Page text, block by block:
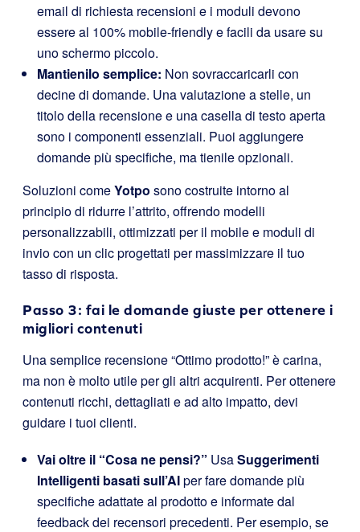
email di richiesta recensioni e i moduli devono
essere al 100% mobile-friendly e facili da usare su
uno schermo piccolo.
Mantienilo semplice: Non sovraccaricarli con
decine di domande. Una valutazione a stelle, un
titolo della recensione e una casella di testo aperta
sono i componenti essenziali. Puoi aggiungere
domande più specifiche, ma tienile opzionali.
Soluzioni comeYotpo sono costruite intorno al
principio di ridurre l’attrito, offrendo modelli
personalizzabili, ottimizzati per il mobile e moduli di
invio con un clic progettati per massimizzare il tuo
tasso di risposta.
Passo 3: fai le domande giuste per ottenere i
migliori contenuti
Una semplice recensione “Ottimo prodotto!” è carina,
ma non è molto utile per gli altri acquirenti. Per ottenere
contenuti ricchi, dettagliati e ad alto impatto, devi
guidare i tuoi clienti.
Vai oltre il “Cosa ne pensi?” UsaSuggerimenti
Intelligenti basati sull’AIper fare domande più
specifiche adattate al prodotto e informate dal
feedback dei recensori precedenti. Per esempio, se